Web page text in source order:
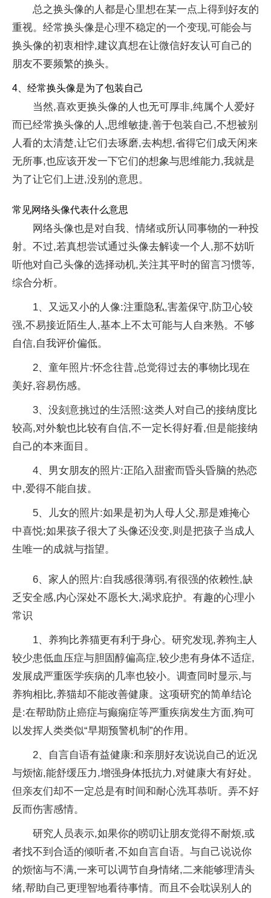
总之换头像的人都是心里想在某一点上得到好友的
重视。经常换头像是心理不稳定的一个变现,可能会与
换头像的初衷相悖,建议真想在让微信好友认可自己的
朋友不要频繁的换头。
4、经常换头像是为了包装自己
当然,喜欢更换头像的人也无可厚非,纯属个人爱好
而已经常换头像的人,思维敏捷,善于包装自己,不想被别
人看的太清楚,让它们去琢磨,去构想,省得它们成天闲来
无所事,也应该开发一下它们的想象与思维能力,我就是
为了让它们上进,没别的意思。
常见网络头像代表什么意思
网络头像也是对自我、情绪或所认同事物的一种投
射。不过,若真想尝试通过头像去解读一个人,那不妨听
听他对自己头像的选择动机,关注其平时的留言习惯等,
综合分析。
1、又远又小的人像:注重隐私,害羞保守,防卫心较
强,不易接近陌生人,基本上不太可能与人自来熟。不够
自信,自我评价偏低。
2、童年照片:怀念往昔,总觉得过去的事物比现在
美好,容易伤感。
3、没刻意挑过的生活照:这类人对自己的接纳度比
较高,对外貌也比较有自信,不一定长得好看,但是能接纳
自己的本来面目。
4、男女朋友的照片:正陷入甜蜜而昏头昏脑的热恋
中,爱得不能自拔。
5、儿女的照片:如果是初为人母人父,那是难掩心
中喜悦;如果孩子很大了头像还没变,则是把孩子当成人
生唯一的成就与指望。
6、家人的照片:自我感很薄弱,有很强的依赖性,缺
乏安全感,内心深处不愿长大,渴求庇护。有趣的心理小
常识
1、养狗比养猫更有利于身心。研究发现,养狗主人
较少患低血压症与胆固醇偏高症,较少患有身体不适症,
发展成严重医学疾病的几率也较小。调查同时显示,与
养狗相比,养猫却不能改善健康。这项研究的简单结论
是:在帮助防止癌症与癫痫症等严重疾病发生方面,狗可
以发挥人类类似“早期预警机制”的作用。
2、自言自语有益健康:和亲朋好友说说自己的近况
与烦恼,能舒缓压力,增强身体抵抗力,对健康大有好处。
但亲友们却不一定总是有时间和耐心洗耳恭听。弄不好
反而伤害感情。
研究人员表示,如果你的唠叨让朋友觉得不耐烦,或
者找不到合适的倾听者,不如自言自语。与自己说说你
的烦恼与不满,一来可以调节自身情绪,二来能够理清头
绪,帮助自己更理智地看待事情。而且不会耽误别人的